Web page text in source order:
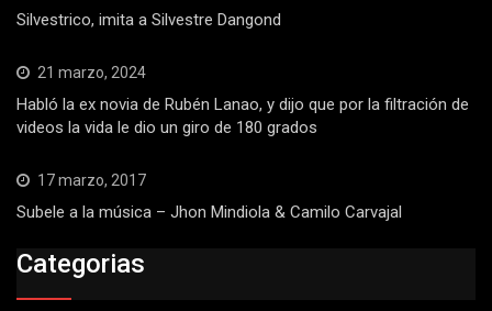
Silvestrico, imita a Silvestre Dangond
21 marzo, 2024
Habló la ex novia de Rubén Lanao, y dijo que por la filtración de
videos la vida le dio un giro de 180 grados
17 marzo, 2017
Subele a la música – Jhon Mindiola & Camilo Carvajal
Categorias